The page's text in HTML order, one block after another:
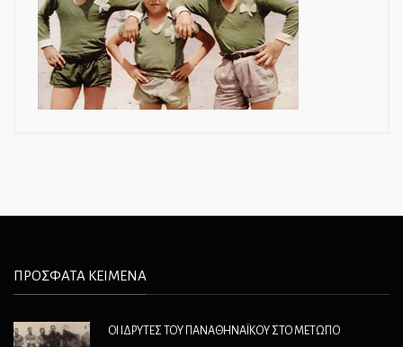
ΠΡΟΣΦΑΤΑ ΚΕΙΜΕΝΑ
ΟΙ ΙΔΡΥΤΕΣ ΤΟΥ ΠΑΝΑΘΗΝΑΪΚΟΥ ΣΤΟ ΜΕΤΩΠΟ